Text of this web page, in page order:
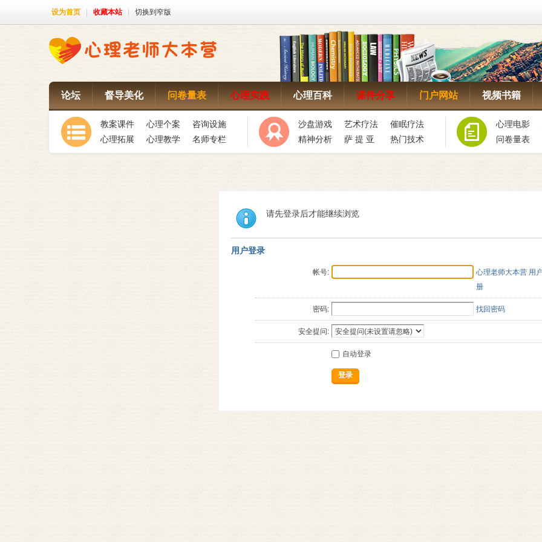
设为首页 收藏本站 切换到窄版
论坛 督导美化 问卷量表 心理实践 心理百科 课件分享 门户网站 视频书籍
教案课件 心理个案
咨询设施
心理拓展
心理教学 名师专栏
沙盘游戏 艺术疗法
催眠疗法
精神分析
萨 提 亚 热门技术
心理电影
问卷量表
请先登录后才能继续浏览
用户登录
帐号:
心理老师大本营 用
册
密码: 找回密码
安全提问:
自动登录
登录